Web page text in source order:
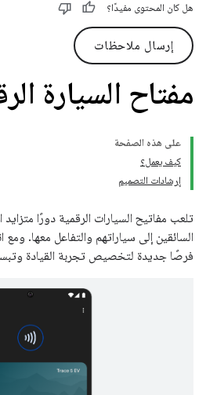
هل كان المحتوى مفيدًا؟
إرسال ملاحظات
مفتاح السيارة
على هذه الصفحة
كيف يعمل؟
إرشادات التصميم
تلعب مفاتيح السيارات الرقمية دورًا
السائقين إلى سياراتهم والتفاعل معها. ومع
فرصًا جديدة لتخصيص تجربة القيادة